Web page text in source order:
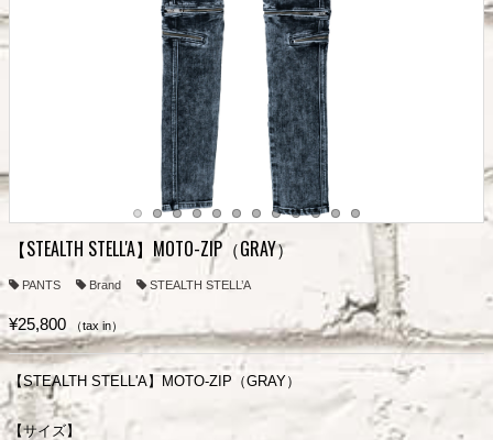
【STEALTH STELL'A】MOTO-ZIP（GRAY）
PANTS Brand STEALTH STELL’A
¥25,800 （tax in）
【STEALTH STELL'A】MOTO-ZIP（GRAY）
【サイズ】